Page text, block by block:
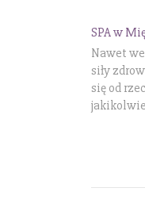
SPA w
Nawet
siły
się od